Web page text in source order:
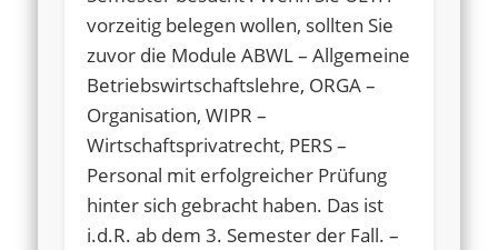
vorzeitig belegen wollen, sollten Sie
zuvor die Module ABWL – Allgemeine
Betriebswirtschaftslehre, ORGA –
Organisation, WIPR –
Wirtschaftsprivatrecht, PERS –
Personal mit erfolgreicher Prüfung
hinter sich gebracht haben. Das ist
i.d.R. ab dem 3. Semester der Fall. –